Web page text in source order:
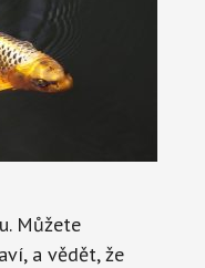
Můžete
a vědět, že